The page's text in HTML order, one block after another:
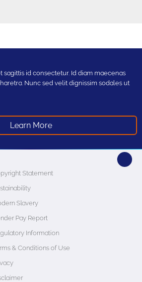
id consectetur. Id diam maecenas
Nunc sed velit dignissim sodales ut
Learn More
Statement
Slavery
Pay Report
Information
& Conditions of Use